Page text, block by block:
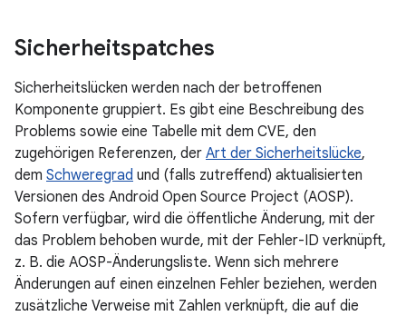
Sicherheitspatches
Sicherheitslücken werden nach der betroffenen
Komponente gruppiert. Es gibt eine Beschreibung des
Problems sowie eine Tabelle mit dem CVE, den
zugehörigen Referenzen, der Art der Sicherheitslücke,
dem Schweregrad und (falls zutreffend) aktualisierten
Versionen des Android Open Source Project (AOSP).
Sofern verfügbar, wird die öffentliche Änderung, mit der
das Problem behoben wurde, mit der Fehler-ID verknüpft,
z. B. die AOSP-Änderungsliste. Wenn sich mehrere
Änderungen auf einen einzelnen Fehler beziehen, werden
zusätzliche Verweise mit Zahlen verknüpft, die auf die